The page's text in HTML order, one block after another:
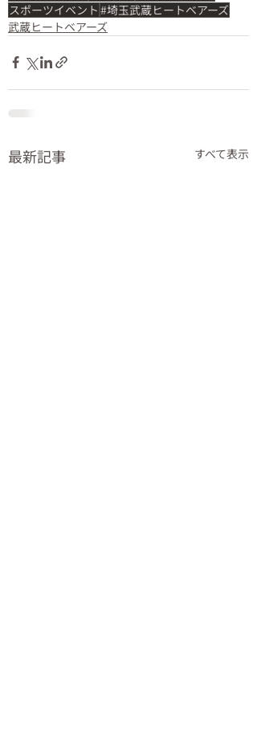
スポーツイベント #埼玉武蔵ヒートベアーズ
武蔵ヒートベアーズ
最新記事 すべて表示